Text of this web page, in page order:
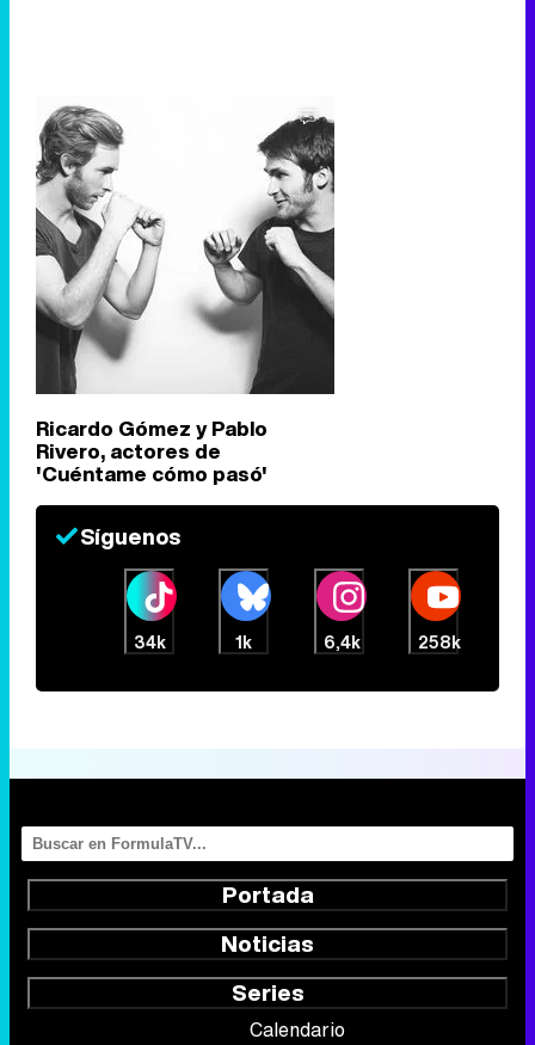
Ricardo Gómez y Pablo
Rivero, actores de
'Cuéntame cómo pasó'
Síguenos
34k 1k 6,4k 258k
Portada
Noticias
Series
Calendario